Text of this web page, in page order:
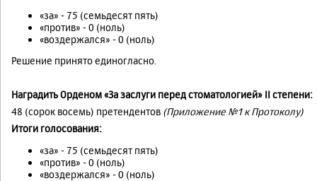
«за» - 75 (семьдесят пять)
«против» - 0 (ноль)
«воздержался» - 0 (ноль)
Решение принято единогласно.
Наградить Орденом «За заслуги перед стоматологией» II степени:
48 (сорок восемь) претендентов (Приложение №1 к Протоколу)
Итоги голосования:
«за» - 75 (семьдесят пять)
«против» - 0 (ноль)
«воздержался» - 0 (ноль)